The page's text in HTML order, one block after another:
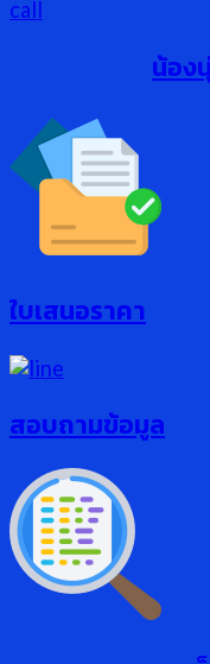
น้อง
ใบเสนอราคา
สอบถามข้อมูล